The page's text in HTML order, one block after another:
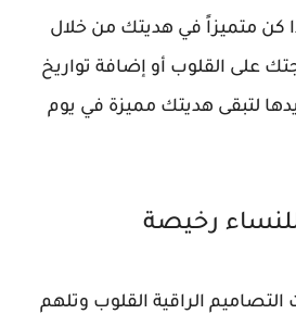
كن متميزاً في هديتك من خلال
على القلوب أو إضافة تواريخ
لتبقى هديتك مميزة في يوم
رخيصة
الراقية القلوب وتلهم